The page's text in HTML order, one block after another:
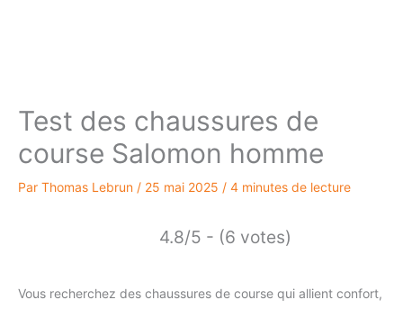
Test des chaussures de
course Salomon homme
Par Thomas Lebrun / 25 mai 2025 / 4 minutes de lecture
4.8/5 - (6 votes)
Vous recherchez des chaussures de course qui allient confort,